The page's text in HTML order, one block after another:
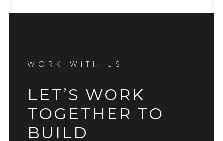
WORK WITH US
LET’S WORK
TOGETHER TO
BUILD